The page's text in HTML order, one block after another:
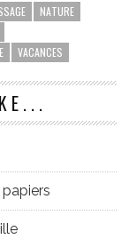
NATURE
VACANCES
papiers